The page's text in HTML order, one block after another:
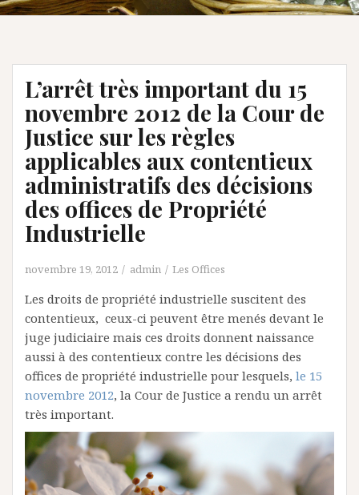
L’arrêt très important du 15
novembre 2012 de la Cour de
Justice sur les règles
applicables aux contentieux
administratifs des décisions
des offices de Propriété
Industrielle
novembre 19, 2012 admin Les Offices
Les droits de propriété industrielle suscitent des
contentieux, ceux-ci peuvent être menés devant le
juge judiciaire mais ces droits donnent naissance
aussi à des contentieux contre les décisions des
offices de propriété industrielle pour lesquels, le 15
novembre 2012, la Cour de Justice a rendu un arrêt
très important.